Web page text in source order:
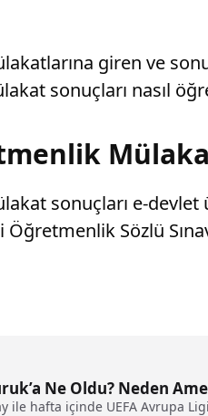
giren ve
sonuçları nasıl
sonuçları e-devlet
Öğretmenlik Sözlü
Ne Oldu? Neden
ile hafta içinde UEFA Avrupa